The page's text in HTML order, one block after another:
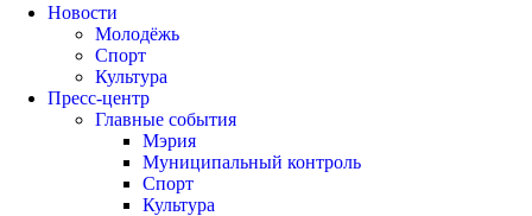
Новости
Молодёжь
Спорт
Культура
Пресс-центр
Главные события
Мэрия
Муниципальный контроль
Спорт
Культура